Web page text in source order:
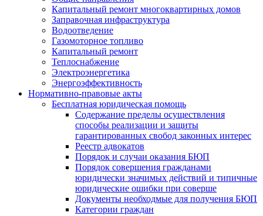
Капитальный ремонт многоквартирных домов
Заправочная инфраструктура
Водоотведение
Газомоторное топливо
Капитальный ремонт
Теплоснабжение
Электроэнергетика
Энергоэффективность
Нормативно-правовые акты
Бесплатная юридическая помощь
Содержание пределы осуществления
способы реализации и защиты
гарантированных свобод законных интерес
Реестр адвокатов
Порядок и случаи оказания БЮП
Порядок совершения гражданами
юридически значимых действий и типичные
юридические ошибки при соверше
Документы необходмые для получения БЮП
Категории граждан